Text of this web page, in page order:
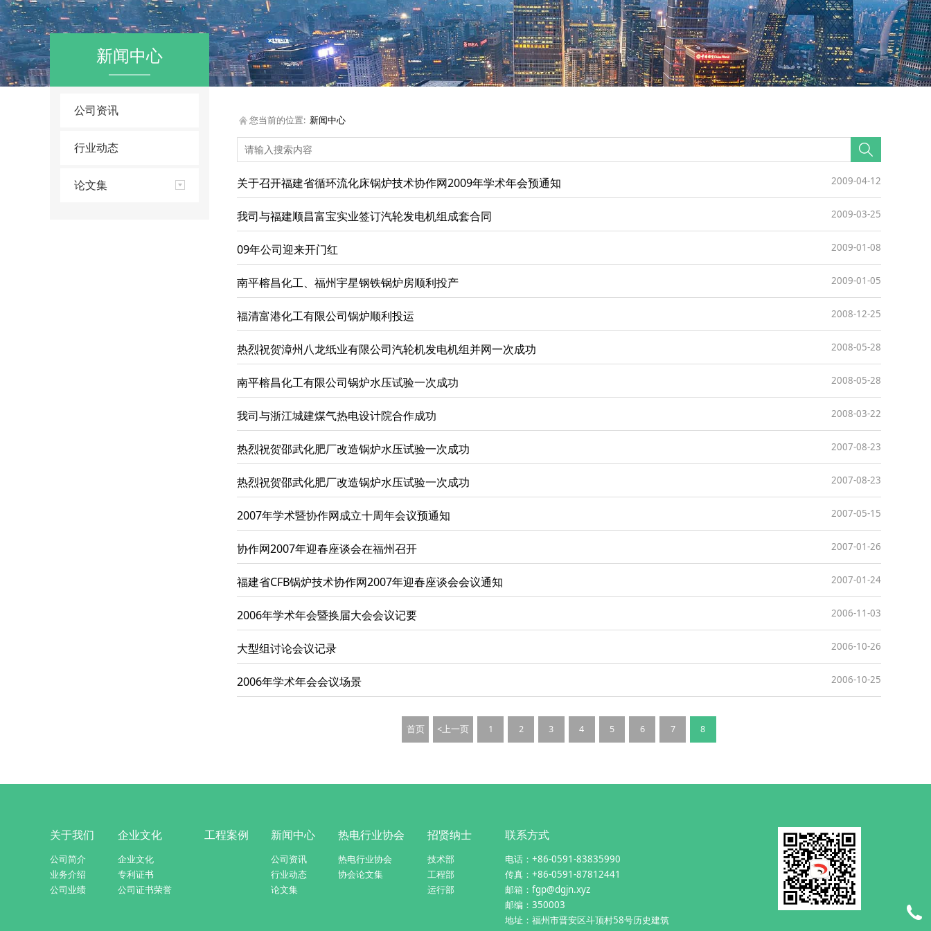
新闻中心
公司资讯
行业动态
论文集
您当前的位置: 新闻中心
关于召开福建省循环流化床锅炉技术协作网2009年学术年会预通知 2009-04-12
我司与福建顺昌富宝实业签订汽轮发电机组成套合同 2009-03-25
09年公司迎来开门红 2009-01-08
南平榕昌化工、福州宇星钢铁锅炉房顺利投产 2009-01-05
福清富港化工有限公司锅炉顺利投运 2008-12-25
热烈祝贺漳州八龙纸业有限公司汽轮机发电机组并网一次成功 2008-05-28
南平榕昌化工有限公司锅炉水压试验一次成功 2008-05-28
我司与浙江城建煤气热电设计院合作成功 2008-03-22
热烈祝贺邵武化肥厂改造锅炉水压试验一次成功 2007-08-23
热烈祝贺邵武化肥厂改造锅炉水压试验一次成功 2007-08-23
2007年学术暨协作网成立十周年会议预通知 2007-05-15
协作网2007年迎春座谈会在福州召开 2007-01-26
福建省CFB锅炉技术协作网2007年迎春座谈会会议通知 2007-01-24
2006年学术年会暨换届大会会议记要 2006-11-03
大型组讨论会议记录 2006-10-26
2006年学术年会会议场景 2006-10-25
首页 <上一页 1 2 3 4 5 6 7 8
关于我们
公司简介
业务介绍
公司业绩
企业文化
企业文化
专利证书
公司证书荣誉
工程案例 新闻中心
公司资讯
行业动态
论文集
热电行业协会
热电行业协会
协会论文集
招贤纳士
技术部
工程部
运行部
联系方式
电话：+86-0591-83835990
传真：+86-0591-87812441
邮箱：fgp@dgjn.xyz
邮编：350003
地址：福州市晋安区斗顶村58号历史建筑